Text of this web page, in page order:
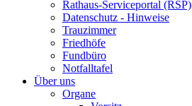
Rathaus-Serviceportal (RSP)
Datenschutz - Hinweise
Trauzimmer
Friedhöfe
Fundbüro
Notfalltafel
Über uns
Organe